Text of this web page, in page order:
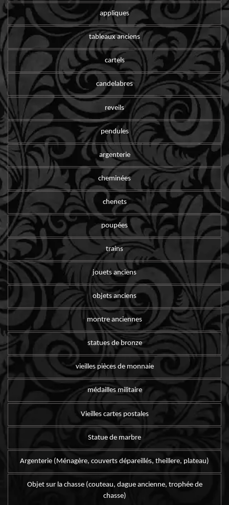
appliques
tableaux anciens
cartels
candelabres
reveils
pendules
argenterie
cheminées
chenets
poupées
trains
jouets anciens
objets anciens
montre anciennes
statues de bronze
vieilles pièces de monnaie
médailles militaire
Vieilles cartes postales
Statue de marbre
Argenterie (Ménagère, couverts dépareillés, theillere, plateau)
Objet sur la chasse (couteau, dague ancienne, trophée de
chasse)